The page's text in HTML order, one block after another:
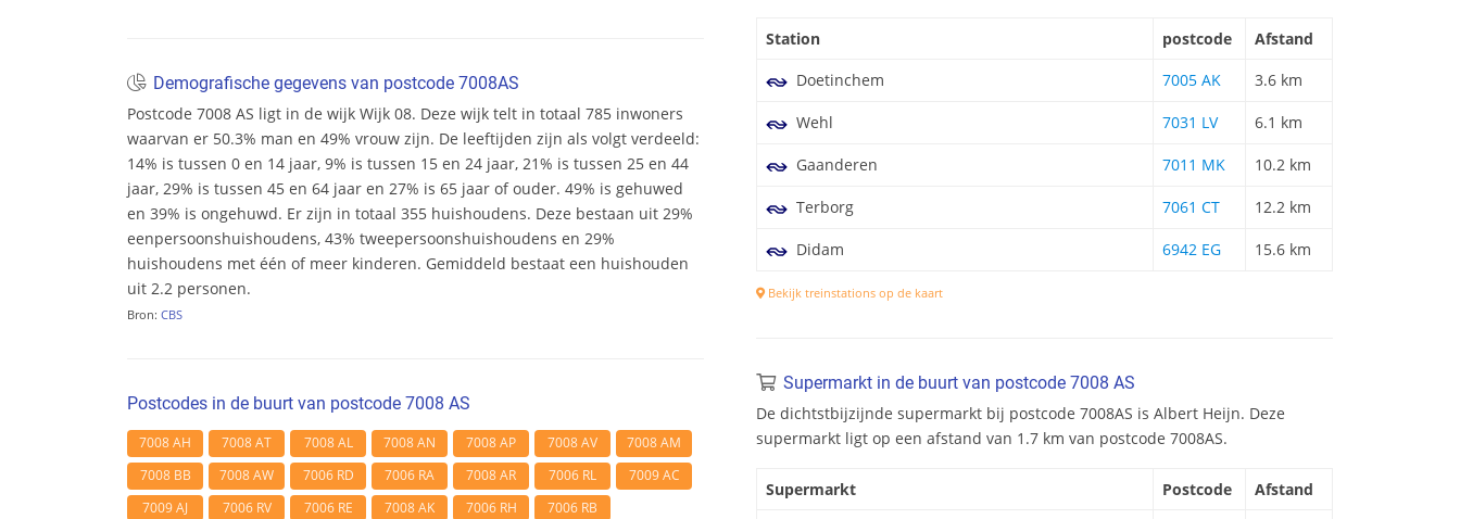
Demografische gegevens van postcode 7008AS
Postcode 7008 AS ligt in de wijk Wijk 08. Deze wijk telt in totaal 785 inwoners
waarvan er 50.3% man en 49% vrouw zijn. De leeftijden zijn als volgt verdeeld:
14% is tussen 0 en 14 jaar, 9% is tussen 15 en 24 jaar, 21% is tussen 25 en 44
jaar, 29% is tussen 45 en 64 jaar en 27% is 65 jaar of ouder. 49% is gehuwed
en 39% is ongehuwd. Er zijn in totaal 355 huishoudens. Deze bestaan uit 29%
eenpersoonshuishoudens, 43% tweepersoonshuishoudens en 29%
huishoudens met één of meer kinderen. Gemiddeld bestaat een huishouden
uit 2.2 personen.
Bron: CBS
Postcodes in de buurt van postcode 7008 AS
7008 AH 7008 AT 7008 AL 7008 AN 7008 AP 7008 AV
7008 AM
7008 BB
7008 AW 7006 RD 7006 RA 7008 AR 7006 RL
7009 AC
7009 AJ
7006 RV 7006 RE 7008 AK 7006 RH 7006 RB
Station postcode
Afstand
Doetinchem
7005 AK 3.6 km
Wehl 7031 LV 6.1 km
Gaanderen 7011 MK 10.2 km
Terborg 7061 CT 12.2 km
Didam 6942 EG 15.6 km
Bekijk treinstations op de kaart
Supermarkt in de buurt van postcode 7008 AS
De dichtstbijzijnde supermarkt bij postcode 7008AS is Albert Heijn. Deze
supermarkt ligt op een afstand van 1.7 km van postcode 7008AS.
Supermarkt Postcode
Afstand